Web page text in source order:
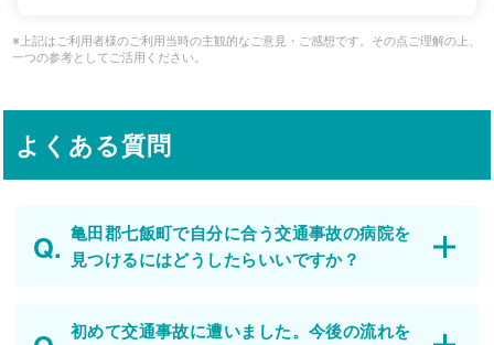
※上記はご利用者様のご利用当時の主観的なご意見・ご感想です。その点ご理解の上、
一つの参考としてご活用ください。
よくある質問
亀田郡七飯町で自分に合う交通事故の病院を
見つけるにはどうしたらいいですか？
初めて交通事故に遭いました。今後の流れを